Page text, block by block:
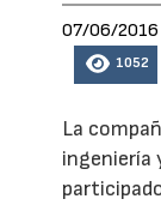
07/06/2016
1052
La
ingeniería